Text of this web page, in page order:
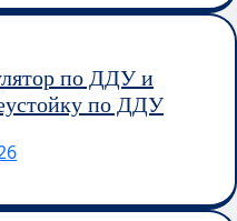
по ДДУ и
по ДДУ